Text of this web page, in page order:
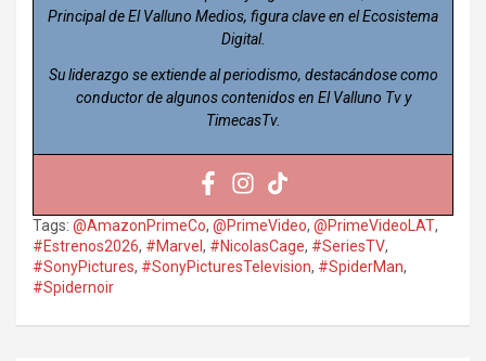
Principal de El Valluno Medios, figura clave en el Ecosistema
Digital.
Su liderazgo se extiende al periodismo, destacándose como
conductor de algunos contenidos en El Valluno Tv y
TimecasTv.
Tags: @AmazonPrimeCo, @PrimeVideo, @PrimeVideoLAT,
#Estrenos2026, #Marvel, #NicolasCage, #SeriesTV,
#SonyPictures, #SonyPicturesTelevision, #SpiderMan,
#Spidernoir